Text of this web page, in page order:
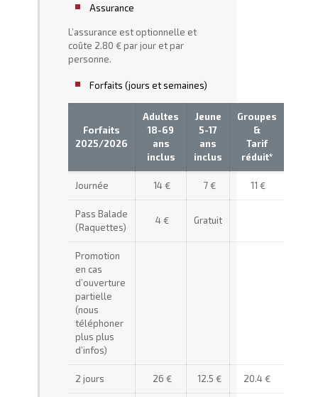
Assurance
L’assurance est optionnelle et
coûte 2.80 € par jour et par
personne.
Forfaits (jours et semaines)
Forfaits
2025/2026
Adultes
18-69
ans
inclus
Jeune
5-17
ans
inclus
Groupes
&
Tarif
réduit*
Journée 14 € 7 € 11 €
Pass Balade
(Raquettes)
4 € Gratuit
Promotion
en cas
d’ouverture
partielle
(nous
téléphoner
plus plus
d’infos)
2 jours 26 € 12.5 € 20.4 €